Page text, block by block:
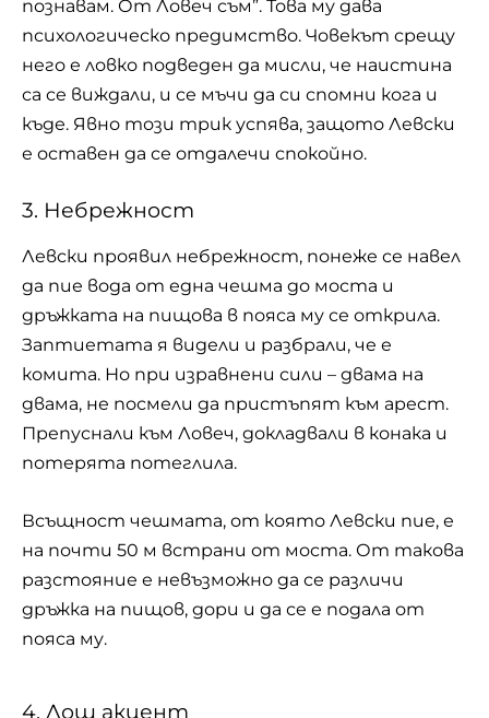
познавам. От Ловеч съм”. Това му дава
психологическо предимство. Човекът срещу
него е ловко подведен да мисли, че наистина
са се виждали, и се мъчи да си спомни кога и
къде. Явно този трик успява, защото Левски
е оставен да се отдалечи спокойно.
3. Небрежност
Левски проявил небрежност, понеже се навел
да пие вода от една чешма до моста и
дръжката на пищова в пояса му се открила.
Заптиетата я видели и разбрали, че е
комита. Но при изравнени сили – двама на
двама, не посмели да пристъпят към арест.
Препуснали към Ловеч, докладвали в конака и
потерята потеглила.
Всъщност чешмата, от която Левски пие, е
на почти 50 м встрани от моста. От такова
разстояние е невъзможно да се различи
дръжка на пищов, дори и да се е подала от
пояса му.
4. Лош акцент